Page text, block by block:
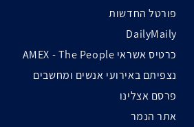
פורטל החדשות
DailyMaily
כרטיס אשראי AMEX - The People
נצפיתם באירועי אנשים ומחשבים
פרסם אצלינו
אתר הנמר